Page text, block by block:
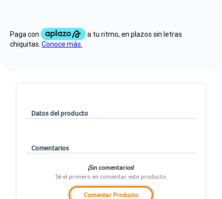
Datos del producto
Comentarios
¡Sin comentarios!
Sé el primero en comentar este producto
Comentar Producto